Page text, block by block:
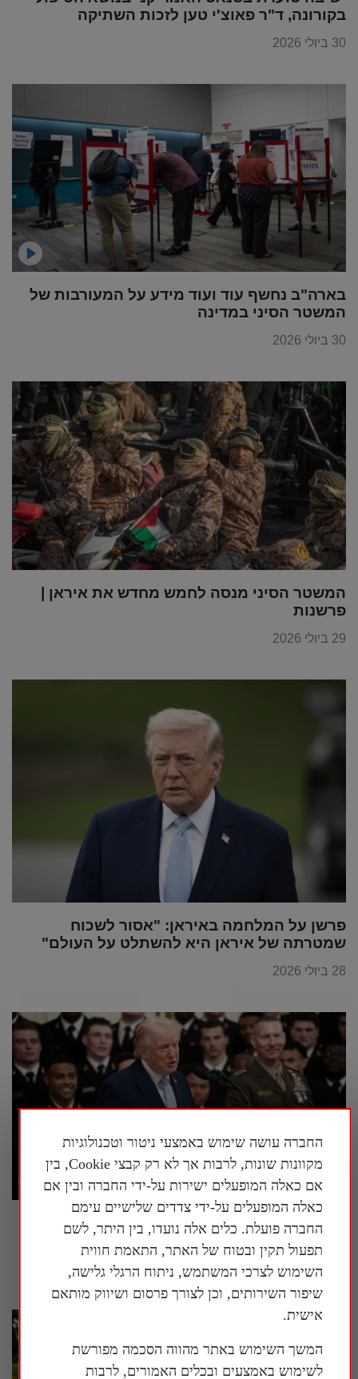
בקורונה, ד"ר פאוצ'י טען לזכות השתיקה
30 ביולי 2026
בארה"ב נחשף עוד ועוד מידע על המעורבות של
המשטר הסיני במדינה
30 ביולי 2026
המשטר הסיני מנסה לחמש מחדש את איראן |
פרשנות
29 ביולי 2026
פרשן על המלחמה באיראן: "אסור לשכוח
שמטרתה של איראן היא להשתלט על העולם"
28 ביולי 2026
טראמפ הורה: להציב שלטי אזהרה סביב מוזיאון
ההיסטוריה הלאומי של ארה"ב
החברה עושה שימוש באמצעי ניטור וטכנולוגיות
מקוונות שונות, לרבות אך לא רק קבצי Cookie, בין
אם כאלה המופעלים ישירות על-ידי החברה ובין אם
כאלה המופעלים על-ידי צדדים שלישיים עימם
החברה פועלת. כלים אלה נועדו, בין היתר, לשם
תפעול תקין ובטוח של האתר, התאמת חווית
השימוש לצרכי המשתמש, ניתוח הרגלי גלישה,
שיפור השירותים, וכן לצורך פרסום ושיווק מותאם
אישית.
המשך השימוש באתר מהווה הסכמה מפורשת
לשימוש באמצעים ובכלים האמורים, לרבות